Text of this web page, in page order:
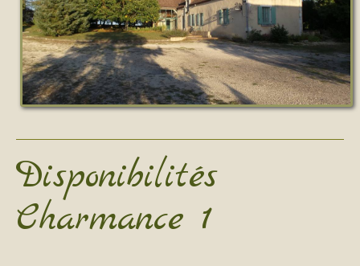
Disponibilités
Charmance 1